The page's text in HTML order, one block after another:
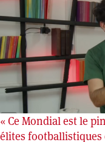
« Ce Mondial est le
élites footballistiques